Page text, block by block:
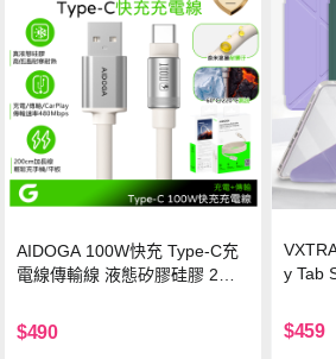
AIDOGA 100W快充 Type-C充
電線傳輸線 液態矽膠硅膠 2M
$490
y Tab
$459